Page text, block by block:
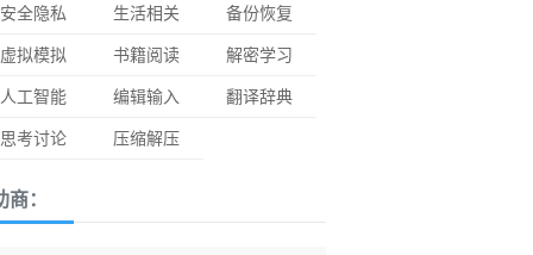
安全隐私
生活相关
备份恢复
虚拟模拟
书籍阅读
解密学习
人工智能
编辑输入
翻译辞典
思考讨论
压缩解压
商：